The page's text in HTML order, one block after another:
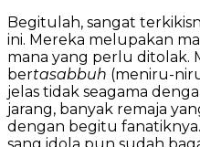
Begitulah, sangat
ini. Mereka melupakan
mana yang perlu ditolak.
bertasabbuh (meniru-
jelas tidak seagama
jarang, banyak remaja
dengan begitu